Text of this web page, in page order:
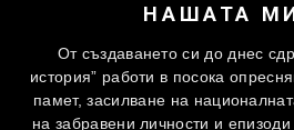
НАШАТА
От създаването си до днес
история” работи в посока
памет, засилване на
на забравени личности и